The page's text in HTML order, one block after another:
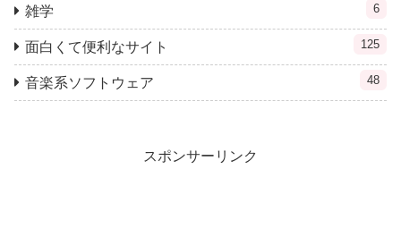
雑学 6
面白くて便利なサイト 125
音楽系ソフトウェア 48
スポンサーリンク